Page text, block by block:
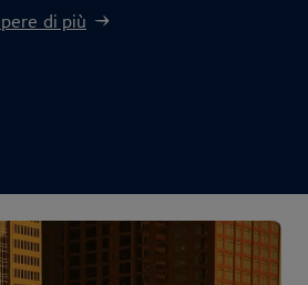
di più